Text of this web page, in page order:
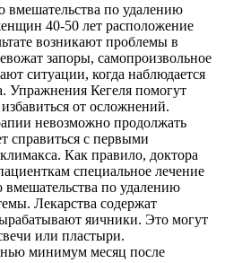
вмешательства по удалению
40-50 лет расположение
возникают проблемы в
запоры, самопроизвольное
ситуации, когда наблюдается
Упражнения Кегеля помогут
от осложнений.
невозможно продолжать
справиться с первыми
Как правило, доктора
специальное лечение
вмешательства по удалению
Лекарства содержат
яичники. Это могут
или пластыри.
минимум месяц после